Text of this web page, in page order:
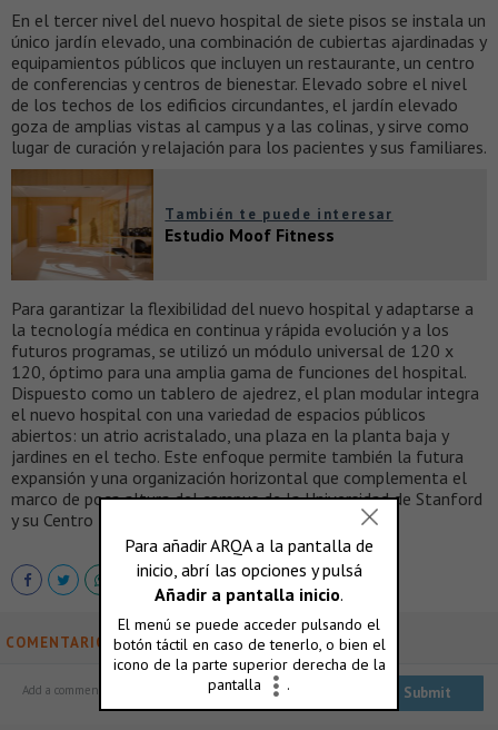
En el tercer nivel del nuevo hospital de siete pisos se instala un
único jardín elevado, una combinación de cubiertas ajardinadas y
equipamientos públicos que incluyen un restaurante, un centro
de conferencias y centros de bienestar. Elevado sobre el nivel
de los techos de los edificios circundantes, el jardín elevado
goza de amplias vistas al campus y a las colinas, y sirve como
lugar de curación y relajación para los pacientes y sus familiares.
También te puede interesar
Estudio Moof Fitness
Para garantizar la flexibilidad del nuevo hospital y adaptarse a
la tecnología médica en continua y rápida evolución y a los
futuros programas, se utilizó un módulo universal de 120 x
120, óptimo para una amplia gama de funciones del hospital.
Dispuesto como un tablero de ajedrez, el plan modular integra
el nuevo hospital con una variedad de espacios públicos
abiertos: un atrio acristalado, una plaza en la planta baja y
jardines en el techo. Este enfoque permite también la futura
expansión y una organización horizontal que complementa el
marco de poca altura del campus de la Universidad de Stanford
y su Centro Médico.
COMENTARIOS